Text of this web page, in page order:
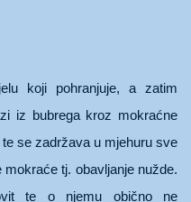
koji pohranjuje, a zatim
iz bubrega kroz mokraćne
se zadržava u mjehuru sve
tj. obavljanje nužde.
te o njemu obično ne